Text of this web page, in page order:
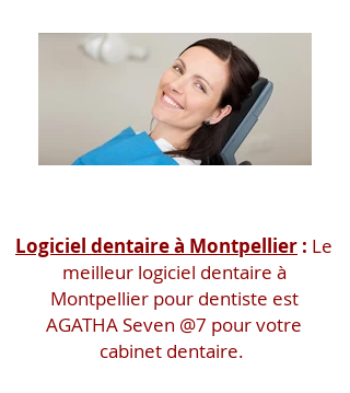
Logiciel dentaire à Montpellier : Le
meilleur logiciel dentaire à
Montpellier pour dentiste est
AGATHA Seven @7 pour votre
cabinet dentaire.